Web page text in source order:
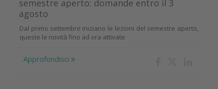
semestre aperto: domande entro il 3
agosto
Dal primo settembre iniziano le lezioni del semestre aperto,
queste le novità fino ad ora attivate
Approfondisci